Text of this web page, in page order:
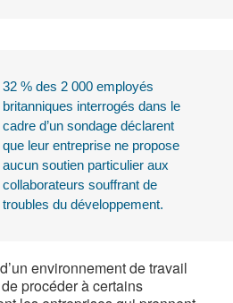
32 % des 2 000 employés
britanniques interrogés dans le
cadre d’un sondage déclarent
que leur entreprise ne propose
aucun soutien particulier aux
collaborateurs souffrant de
troubles du développement.
environnement de travail
procéder à certains